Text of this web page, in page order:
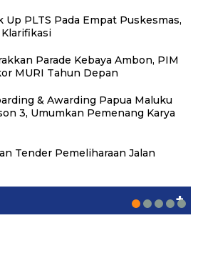
PLTS Pada Empat Puskesmas,
Parade Kebaya Ambon, PIM
MURI Tahun Depan
& Awarding Papua Maluku
3, Umumkan Pemenang Karya
Tender Pemeliharaan Jalan
+
: Blok Masela Mulai
Penegakan Hukum ESDM,
Ratusan Warga
Kursi Legislatif
PKS Terus